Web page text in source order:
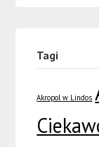
Tagi
Akropol w Lindos